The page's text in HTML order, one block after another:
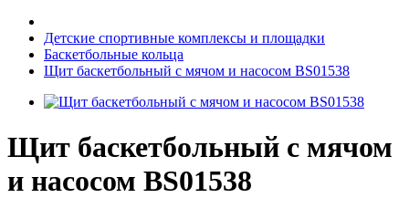
Детские спортивные комплексы и площадки
Баскетбольные кольца
Щит баскетбольный с мячом и насосом BS01538
Щит баскетбольный с мячом
и насосом BS01538